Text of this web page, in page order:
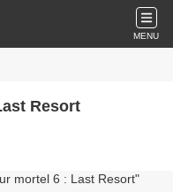
MENU
Resort